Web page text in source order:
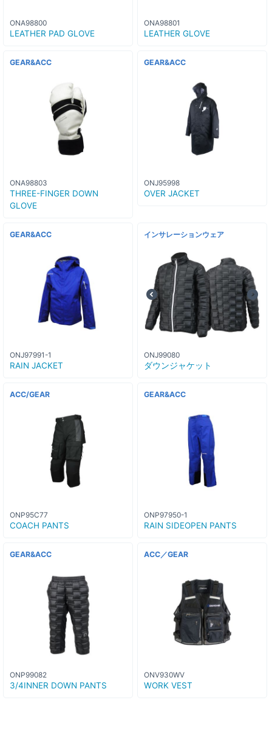
ONA98800
LEATHER PAD GLOVE
ONA98801
LEATHER GLOVE
GEAR&ACC
ONA98803
THREE-FINGER DOWN
GLOVE
GEAR&ACC
ONJ95998
OVER JACKET
GEAR&ACC
ONJ97991-1
RAIN JACKET
インサレーションウェア
ONJ99080
ダウンジャケット
ACC/GEAR
ONP95C77
COACH PANTS
GEAR&ACC
ONP97950-1
RAIN SIDEOPEN PANTS
GEAR&ACC
ONP99082
3/4INNER DOWN PANTS
ACC／GEAR
ONV930WV
WORK VEST